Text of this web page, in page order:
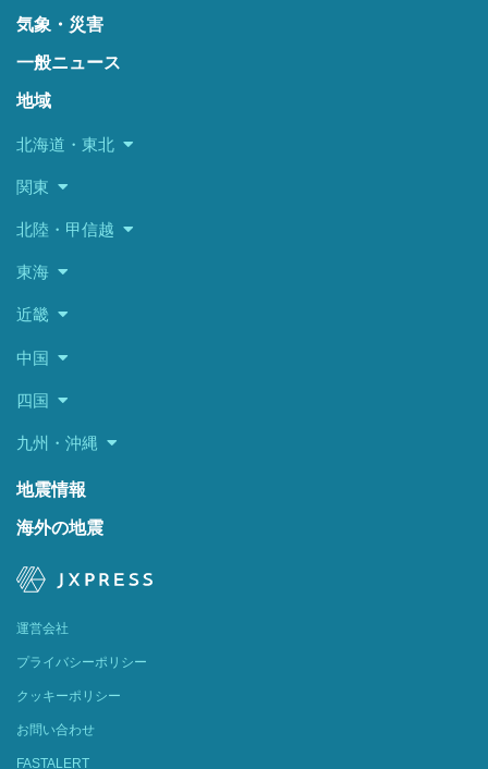
気象・災害
一般ニュース
地域
北海道・東北
関東
北陸・甲信越
東海
近畿
中国
四国
九州・沖縄
地震情報
海外の地震
運営会社
プライバシーポリシー
クッキーポリシー
お問い合わせ
FASTALERT